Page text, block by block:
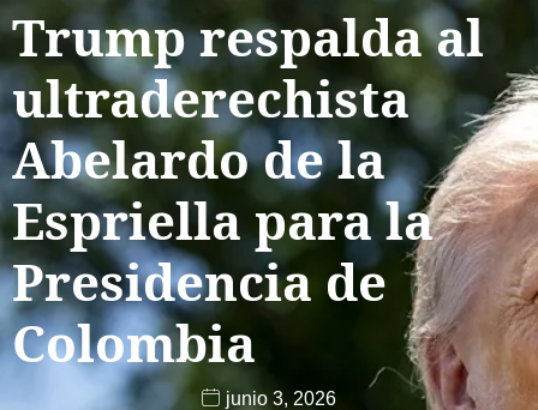
Trump respalda al
ultraderechista
Abelardo de la
Espriella para la
Presidencia de
Colombia
junio 3, 2026